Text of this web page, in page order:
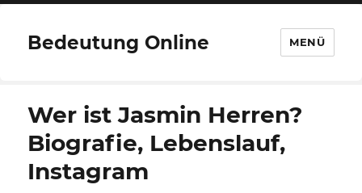
Bedeutung Online MENÜ
Wer ist Jasmin Herren?
Biografie, Lebenslauf,
Instagram